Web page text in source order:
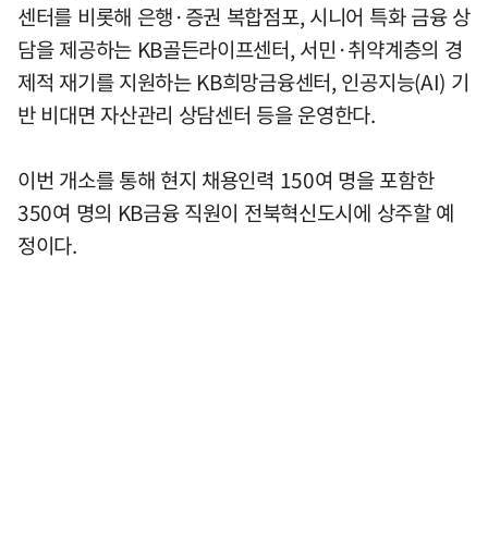
센터를 비롯해 은행·증권 복합점포, 시니어 특화 금융 상
담을 제공하는 KB골든라이프센터, 서민·취약계층의 경
제적 재기를 지원하는 KB희망금융센터, 인공지능(AI) 기
반 비대면 자산관리 상담센터 등을 운영한다.
이번 개소를 통해 현지 채용인력 150여 명을 포함한
350여 명의 KB금융 직원이 전북혁신도시에 상주할 예
정이다.